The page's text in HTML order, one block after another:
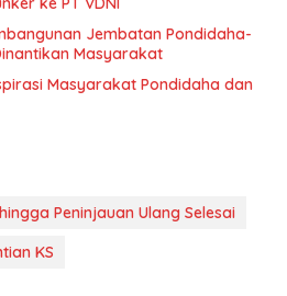
Jembatan Pondidaha-
Masyarakat
Masyarakat Pondidaha dan
hingga Peninjauan Ulang Selesai
KS